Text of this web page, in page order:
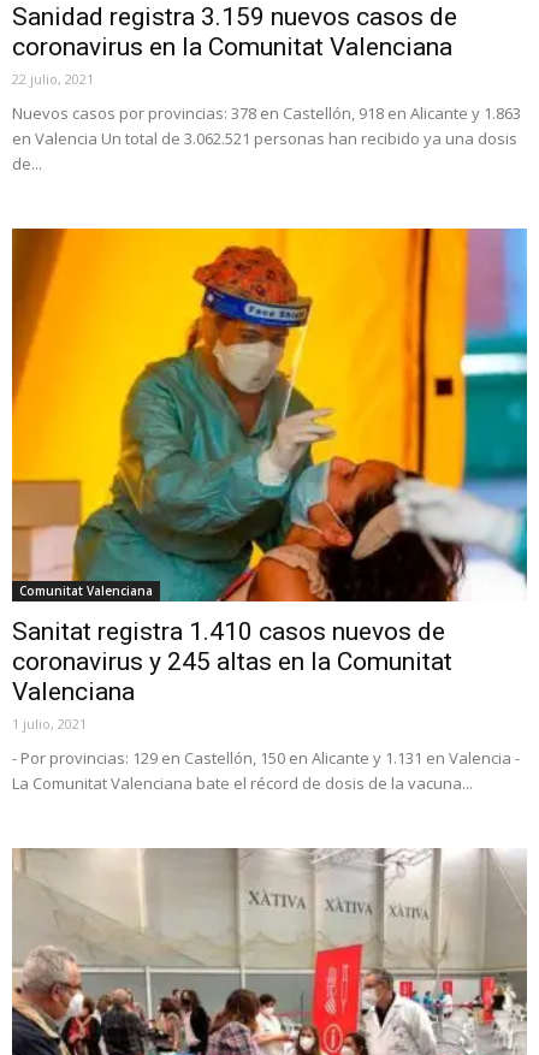
Sanidad registra 3.159 nuevos casos de
coronavirus en la Comunitat Valenciana
22 julio, 2021
Nuevos casos por provincias: 378 en Castellón, 918 en Alicante y 1.863
en Valencia Un total de 3.062.521 personas han recibido ya una dosis
de...
Comunitat Valenciana
Sanitat registra 1.410 casos nuevos de
coronavirus y 245 altas en la Comunitat
Valenciana
1 julio, 2021
- Por provincias: 129 en Castellón, 150 en Alicante y 1.131 en Valencia -
La Comunitat Valenciana bate el récord de dosis de la vacuna...